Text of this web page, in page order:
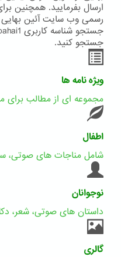
ارسال بفرمایید. همچنین
رسمی وب سایت آئین بهایی
جستجو کنید.
ویژه نامه ها
مجموعه ای از مطالب
اطفال
شامل مناجات های صوتی،
نوجوانان
داستان های صوتی، شعر،
گالری